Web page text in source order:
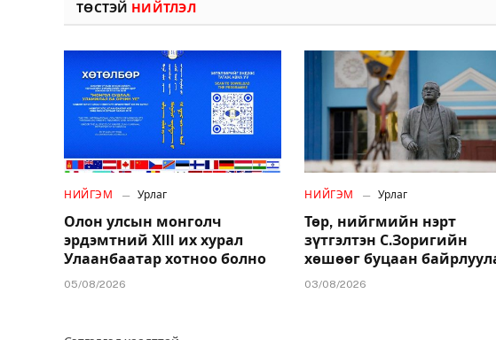
ТӨСТЭЙ НИЙТЛЭЛ
НИЙГЭМ Урлаг
Олон улсын монголч
эрдэмтний XIII их хурал
Улаанбаатар хотноо болно
05/08/2026
НИЙГЭМ Урлаг
Төр, нийгмийн нэрт
зүтгэлтэн С.Зоригийн
хөшөөг буцаан
03/08/2026